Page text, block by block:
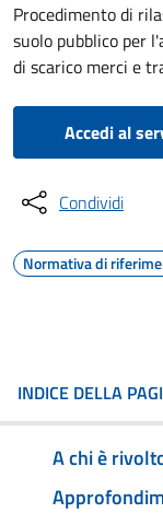
Procedimento di
suolo pubblico per
di scarico merci e
Accedi al
Condividi
Normativa di
INDICE DELLA
A chi è